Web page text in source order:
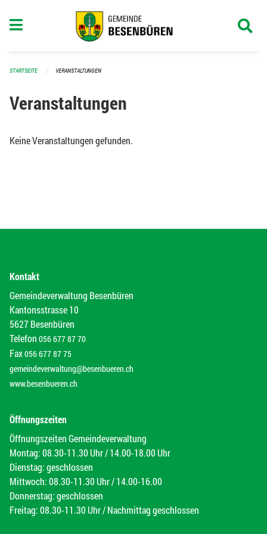
STARTSEITE VERANSTALTUNGEN
Veranstaltungen
Keine Veranstaltungen gefunden.
Kontakt
Gemeindeverwaltung Besenbüren
Kantonsstrasse 10
5627 Besenbüren
Telefon 056 677 87 70
Fax056 677 87 75
gemeindeverwaltung@besenbueren.ch
www.besenbueren.ch
Öffnungszeiten
Öffnungszeiten Gemeindeverwaltung
Montag: 08.30-11.30 Uhr / 14.00-18.00 Uhr
Dienstag: geschlossen
Mittwoch: 08.30-11.30 Uhr / 14.00-16.00
Donnerstag: geschlossen
Freitag: 08.30-11.30 Uhr / Nachmittag geschlossen